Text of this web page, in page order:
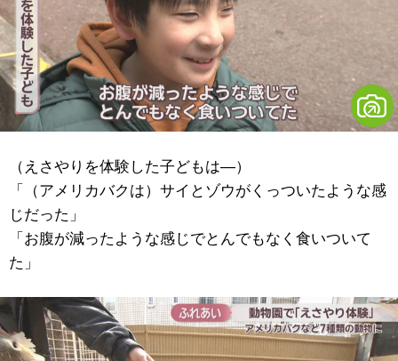
（えさやりを体験した子どもは―）
「（アメリカバクは）サイとゾウがくっついたような感
じだった」
「お腹が減ったような感じでとんでもなく食いついて
た」